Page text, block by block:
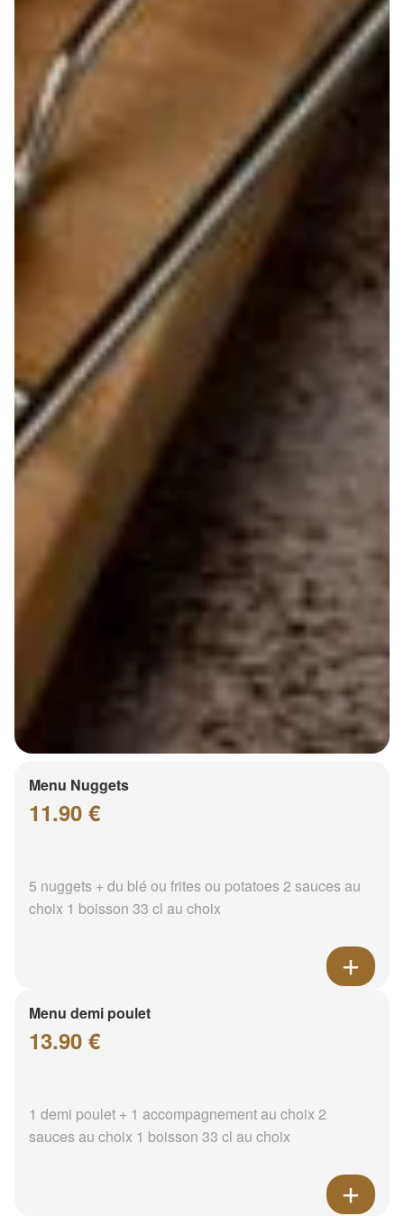
Menu Nuggets
11.90 €
5 nuggets + du blé ou frites ou potatoes 2 sauces au
choix 1 boisson 33 cl au choix
Menu demi poulet
13.90 €
1 demi poulet + 1 accompagnement au choix 2
sauces au choix 1 boisson 33 cl au choix